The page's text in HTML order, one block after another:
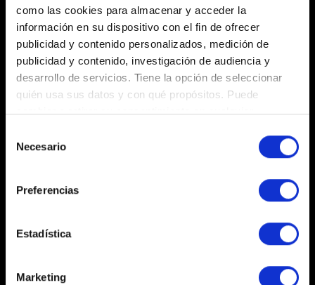
como las cookies para almacenar y acceder la
información en su dispositivo con el fin de ofrecer
publicidad y contenido personalizados, medición de
publicidad y contenido, investigación de audiencia y
desarrollo de servicios. Tiene la opción de seleccionar
quién usa sus datos y con qué propósitos. Puede
cambiar o retirar su consentimiento en cualquier
el Menú de consentimiento.
Recopilar información sobre su ubicación
metros
Identificar su dispositivo analizándolo activamente
para buscar características específicas (huellas
digitales)
Necesario
Preferencias
Estadística
Marketing
Añadir archivo
Puedes adjuntar un archivo a tu informe, por ejemplo: una
captura de pantalla en caso de problemas con los gráficos.
Límite: 12 MB.